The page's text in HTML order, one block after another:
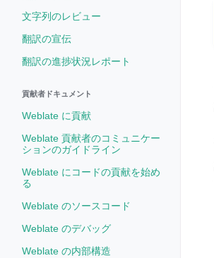
文字列のレビュー
翻訳の宣伝
翻訳の進捗状況レポート
貢献者ドキュメント
Weblate に貢献
Weblate 貢献者のコミュニケー
ションのガイドライン
Weblate にコードの貢献を始め
る
Weblate のソースコード
Weblate のデバッグ
Weblate の内部構造